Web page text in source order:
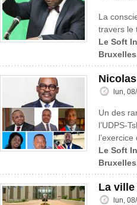
La
travers le
Le Soft
lun,
Un des
l’UDPS-
l’exercice
Le Soft
La
lun,